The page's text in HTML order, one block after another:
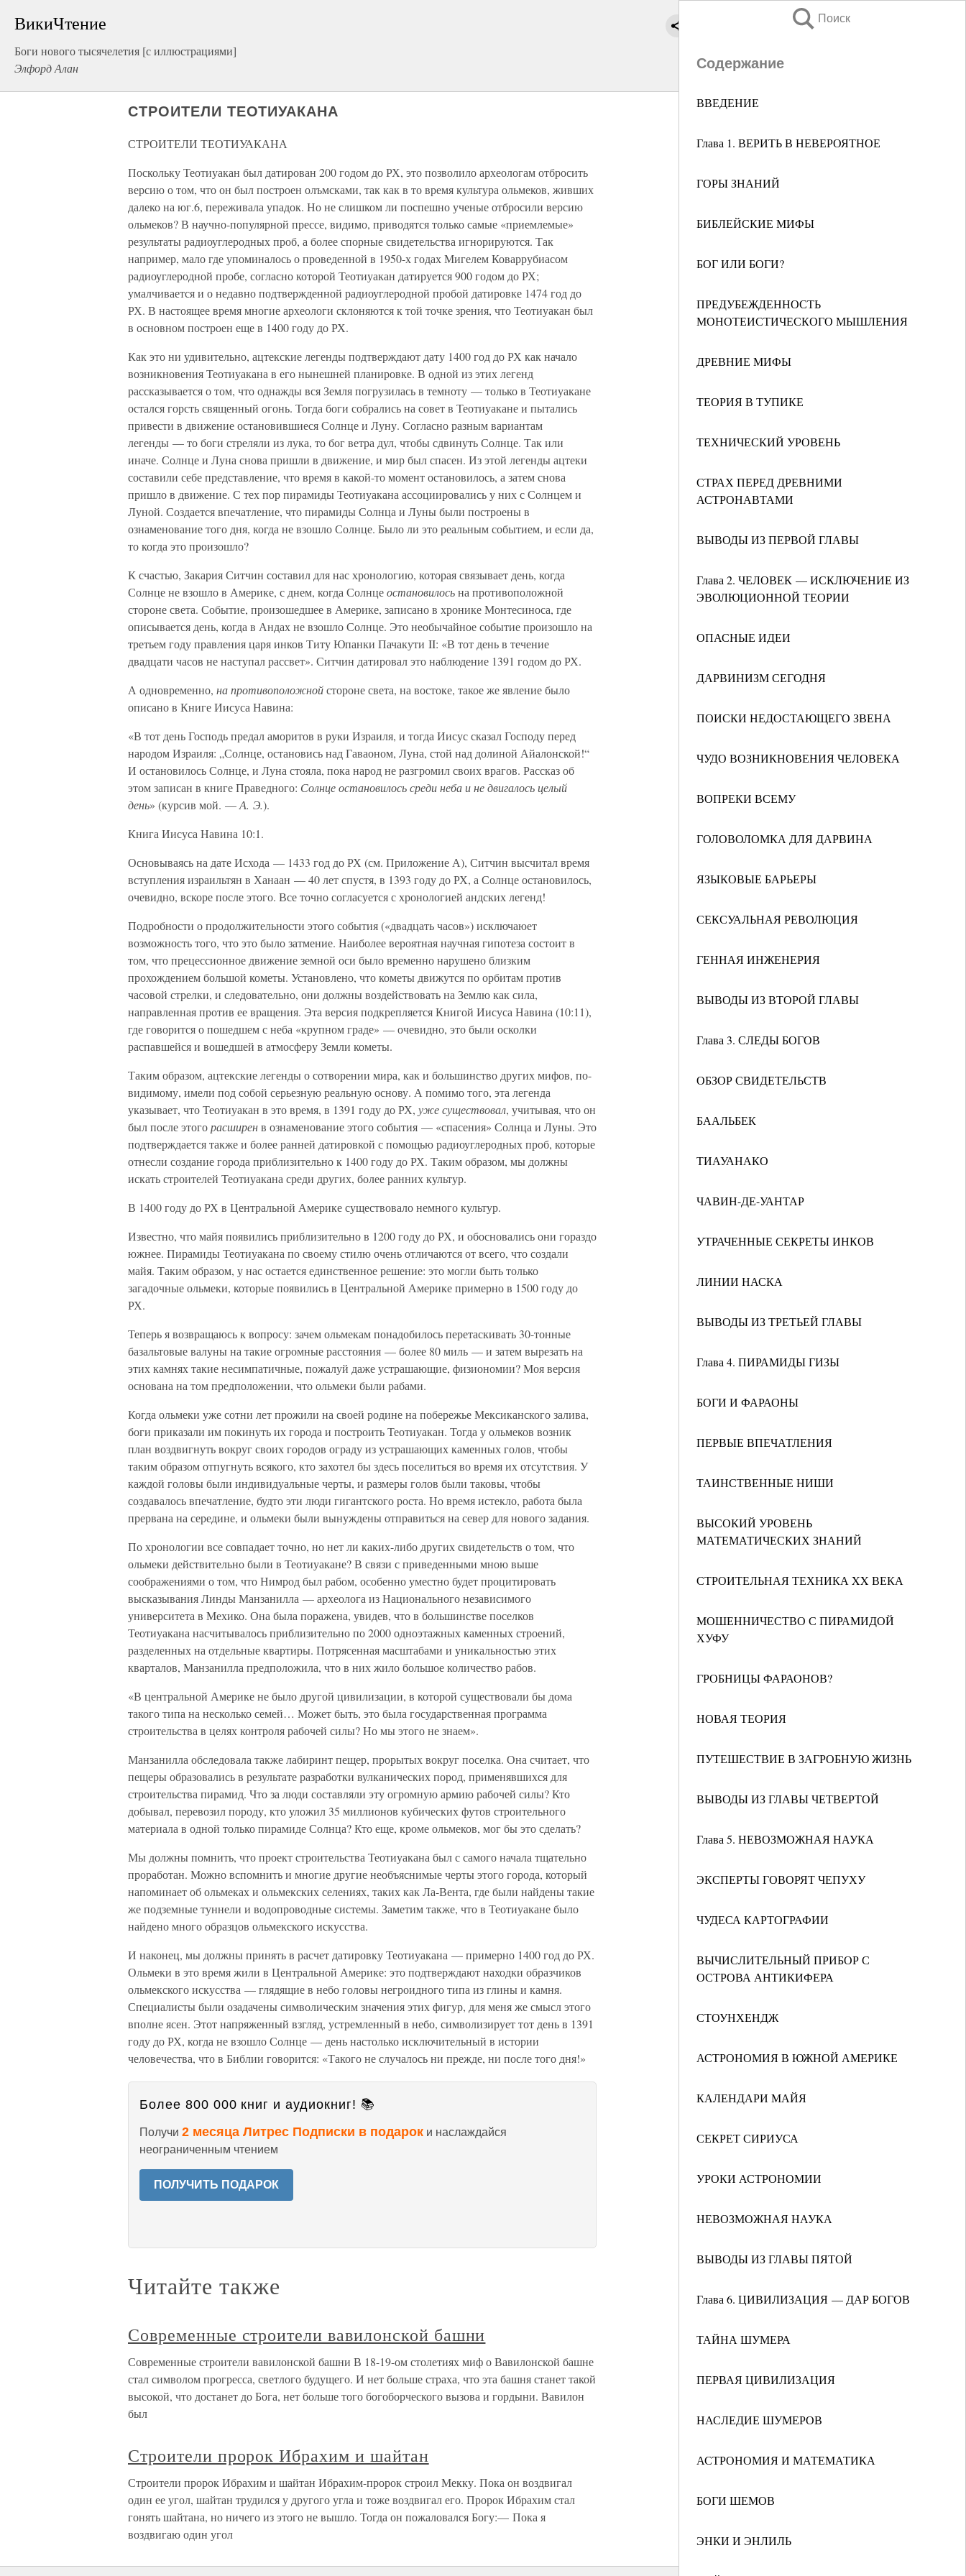
ВикиЧтение
Боги нового тысячелетия [с иллюстрациями]
Элфорд Алан
Поиск
Содержание
ВВЕДЕНИЕ
Глава 1. ВЕРИТЬ В НЕВЕРОЯТНОЕ
ГОРЫ ЗНАНИЙ
БИБЛЕЙСКИЕ МИФЫ
БОГ ИЛИ БОГИ?
ПРЕДУБЕЖДЕННОСТЬ
МОНОТЕИСТИЧЕСКОГО МЫШЛЕНИЯ
ДРЕВНИЕ МИФЫ
ТЕОРИЯ В ТУПИКЕ
ТЕХНИЧЕСКИЙ УРОВЕНЬ
СТРАХ ПЕРЕД ДРЕВНИМИ
АСТРОНАВТАМИ
ВЫВОДЫ ИЗ ПЕРВОЙ ГЛАВЫ
Глава 2. ЧЕЛОВЕК — ИСКЛЮЧЕНИЕ ИЗ
ЭВОЛЮЦИОННОЙ ТЕОРИИ
ОПАСНЫЕ ИДЕИ
ДАРВИНИЗМ СЕГОДНЯ
ПОИСКИ НЕДОСТАЮЩЕГО ЗВЕНА
ЧУДО ВОЗНИКНОВЕНИЯ ЧЕЛОВЕКА
ВОПРЕКИ ВСЕМУ
ГОЛОВОЛОМКА ДЛЯ ДАРВИНА
ЯЗЫКОВЫЕ БАРЬЕРЫ
СЕКСУАЛЬНАЯ РЕВОЛЮЦИЯ
ГЕННАЯ ИНЖЕНЕРИЯ
ВЫВОДЫ ИЗ ВТОРОЙ ГЛАВЫ
Глава 3. СЛЕДЫ БОГОВ
ОБЗОР СВИДЕТЕЛЬСТВ
БААЛЬБЕК
ТИАУАНАКО
ЧАВИН-ДЕ-УАНТАР
УТРАЧЕННЫЕ СЕКРЕТЫ ИНКОВ
ЛИНИИ НАСКА
ВЫВОДЫ ИЗ ТРЕТЬЕЙ ГЛАВЫ
Глава 4. ПИРАМИДЫ ГИЗЫ
БОГИ И ФАРАОНЫ
ПЕРВЫЕ ВПЕЧАТЛЕНИЯ
ТАИНСТВЕННЫЕ НИШИ
ВЫСОКИЙ УРОВЕНЬ
МАТЕМАТИЧЕСКИХ ЗНАНИЙ
СТРОИТЕЛЬНАЯ ТЕХНИКА XX ВЕКА
МОШЕННИЧЕСТВО С ПИРАМИДОЙ
ХУФУ
ГРОБНИЦЫ ФАРАОНОВ?
НОВАЯ ТЕОРИЯ
ПУТЕШЕСТВИЕ В ЗАГРОБНУЮ ЖИЗНЬ
ВЫВОДЫ ИЗ ГЛАВЫ ЧЕТВЕРТОЙ
Глава 5. НЕВОЗМОЖНАЯ НАУКА
ЭКСПЕРТЫ ГОВОРЯТ ЧЕПУХУ
ЧУДЕСА КАРТОГРАФИИ
ВЫЧИСЛИТЕЛЬНЫЙ ПРИБОР С
ОСТРОВА АНТИКИФЕРА
СТОУНХЕНДЖ
АСТРОНОМИЯ В ЮЖНОЙ АМЕРИКЕ
КАЛЕНДАРИ МАЙЯ
СЕКРЕТ СИРИУСА
УРОКИ АСТРОНОМИИ
НЕВОЗМОЖНАЯ НАУКА
ВЫВОДЫ ИЗ ГЛАВЫ ПЯТОЙ
Глава 6. ЦИВИЛИЗАЦИЯ — ДАР БОГОВ
ТАЙНА ШУМЕРА
ПЕРВАЯ ЦИВИЛИЗАЦИЯ
НАСЛЕДИЕ ШУМЕРОВ
АСТРОНОМИЯ И МАТЕМАТИКА
БОГИ ШЕМОВ
ЭНКИ И ЭНЛИЛЬ
СТРОИТЕЛИ ТЕОТИУАКАНА
СТРОИТЕЛИ ТЕОТИУАКАНА
Поскольку Теотиуакан был датирован 200 годом до РХ, это позволило археологам отбросить
версию о том, что он был построен олъмсками, так как в то время культура ольмеков, живших
далеко на юг.6, переживала упадок. Но не слишком ли поспешно ученые отбросили версию
ольмеков? В научно-популярной прессе, видимо, приводятся только самые «приемлемые»
результаты радиоуглеродных проб, а более спорные свидетельства игнорируются. Так
например, мало где упоминалось о проведенной в 1950-х годах Мигелем Коваррубиасом
радиоуглеродной пробе, согласно которой Теотиуакан датируется 900 годом до РХ;
умалчивается и о недавно подтвержденной радиоуглеродной пробой датировке 1474 год до
РХ. В настоящее время многие археологи склоняются к той точке зрения, что Теотиуакан был
в основном построен еще в 1400 году до РХ.
Как это ни удивительно, ацтекские легенды подтверждают дату 1400 год до РХ как начало
возникновения Теотиуакана в его нынешней планировке. В одной из этих легенд
рассказывается о том, что однажды вся Земля погрузилась в темноту — только в Теотиуакане
остался горсть священный огонь. Тогда боги собрались на совет в Теотиуакане и пытались
привести в движение остановившиеся Солнце и Луну. Согласно разным вариантам
легенды — то боги стреляли из лука, то бог ветра дул, чтобы сдвинуть Солнце. Так или
иначе. Солнце и Луна снова пришли в движение, и мир был спасен. Из этой легенды ацтеки
составили себе представление, что время в какой-то момент остановилось, а затем снова
пришло в движение. С тех пор пирамиды Теотиуакана ассоциировались у них с Солнцем и
Луной. Создается впечатление, что пирамиды Солнца и Луны были построены в
ознаменование того дня, когда не взошло Солнце. Было ли это реальным событием, и если да,
то когда это произошло?
К счастью, Закария Ситчин составил для нас хронологию, которая связывает день, когда
Солнце не взошло в Америке, с днем, когда Солнцеостановилосьна противоположной
стороне света. Событие, произошедшее в Америке, записано в хронике Монтесиноса, где
описывается день, когда в Андах не взошло Солнце. Это необычайное событие произошло на
третьем году правления царя инков Титу Юпанки Пачакути II: «В тот день в течение
двадцати часов не наступал рассвет». Ситчин датировал это наблюдение 1391 годом до РХ.
А одновременно, на противоположнойстороне света, на востоке, такое же явление было
описано в Книге Иисуса Навина:
«В тот день Господь предал аморитов в руки Израиля, и тогда Иисус сказал Господу перед
народом Израиля: „Солнце, остановись над Гаваоном, Луна, стой над долиной Айалонской!“
И остановилось Солнце, и Луна стояла, пока народ не разгромил своих врагов. Рассказ об
этом записан в книге Праведного: Солнце остановилось среди неба и не двигалось целый
день» (курсив мой. —А. Э.).
Книга Иисуса Навина 10:1.
Основываясь на дате Исхода — 1433 год до РХ (см. Приложение А), Ситчин высчитал время
вступления израильтян в Ханаан — 40 лет спустя, в 1393 году до РХ, а Солнце остановилось,
очевидно, вскоре после этого. Все точно согласуется с хронологией андских легенд!
Подробности о продолжительности этого события («двадцать часов») исключаюет
возможность того, что это было затмение. Наиболее вероятная научная гипотеза состоит в
том, что прецессионное движение земной оси было временно нарушено близким
прохождением большой кометы. Установлено, что кометы движутся по орбитам против
часовой стрелки, и следовательно, они должны воздействовать на Землю как сила,
направленная против ее вращения. Эта версия подкрепляется Книгой Иисуса Навина (10:11),
где говорится о пошедшем с неба «крупном граде» — очевидно, это были осколки
распавшейся и вошедшей в атмосферу Земли кометы.
Таким образом, ацтекские легенды о сотворении мира, как и большинство других мифов, по-
видимому, имели под собой серьезную реальную основу. А помимо того, эта легенда
указывает, что Теотиуакан в это время, в 1391 году до РХ, уже существовал, учитывая, что он
был после этогорасширенв ознаменование этого события — «спасения» Солнца и Луны. Это
подтверждается также и более ранней датировкой с помощью радиоуглеродных проб, которые
отнесли создание города приблизительно к 1400 году до РХ. Таким образом, мы должны
искать строителей Теотиуакана среди других, более ранних культур.
В 1400 году до РХ в Центральной Америке существовало немного культур.
Известно, что майя появились приблизительно в 1200 году до РХ, и обосновались они гораздо
южнее. Пирамиды Теотиуакана по своему стилю очень отличаются от всего, что создали
майя. Таким образом, у нас остается единственное решение: это могли быть только
загадочные ольмеки, которые появились в Центральной Америке примерно в 1500 году до
РХ.
Теперь я возвращаюсь к вопросу: зачем ольмекам понадобилось перетаскивать 30-тонные
базальтовые валуны на такие огромные расстояния — более 80 миль — и затем вырезать на
этих камнях такие несимпатичные, пожалуй даже устрашающие, физиономии? Моя версия
основана на том предположении, что ольмеки были рабами.
Когда ольмеки уже сотни лет прожили на своей родине на побережье Мексиканского залива,
боги приказали им покинуть их города и построить Теотиуакан. Тогда у ольмеков возник
план воздвигнуть вокруг своих городов ограду из устрашающих каменных голов, чтобы
таким образом отпугнуть всякого, кто захотел бы здесь поселиться во время их отсутствия. У
каждой головы были индивидуальные черты, и размеры голов были таковы, чтобы
создавалось впечатление, будто эти люди гигантского роста. Но время истекло, работа была
прервана на середине, и ольмеки были вынуждены отправиться на север для нового задания.
По хронологии все совпадает точно, но нет ли каких-либо других свидетельств о том, что
ольмеки действительно были в Теотиуакане? В связи с приведенными мною выше
соображениями о том, что Нимрод был рабом, особенно уместно будет процитировать
высказывания Линды Манзанилла — археолога из Национального независимого
университета в Мехико. Она была поражена, увидев, что в большинстве поселков
Теотиуакана насчитывалось приблизительно по 2000 одноэтажных каменных строений,
разделенных на отдельные квартиры. Потрясенная масштабами и уникальностью этих
кварталов, Манзанилла предположила, что в них жило большое количество рабов.
«В центральной Америке не было другой цивилизации, в которой существовали бы дома
такого типа на несколько семей… Может быть, это была государственная программа
строительства в целях контроля рабочей силы? Но мы этого не знаем».
Манзанилла обследовала также лабиринт пещер, прорытых вокруг поселка. Она считает, что
пещеры образовались в результате разработки вулканических пород, применявшихся для
строительства пирамид. Что за люди составляли эту огромную армию рабочей силы? Кто
добывал, перевозил породу, кто уложил 35 миллионов кубических футов строительного
материала в одной только пирамиде Солнца? Кто еще, кроме ольмеков, мог бы это сделать?
Мы должны помнить, что проект строительства Теотиуакана был с самого начала тщательно
проработан. Можно вспомнить и многие другие необъяснимые черты этого города, который
напоминает об ольмеках и ольмекских селениях, таких как Ла-Вента, где были найдены такие
же подземные туннели и водопроводные системы. Заметим также, что в Теотиуакане было
найдено много образцов ольмекского искусства.
И наконец, мы должны принять в расчет датировку Теотиуакана — примерно 1400 год до РХ.
Ольмеки в это время жили в Центральной Америке: это подтверждают находки образчиков
ольмекского искусства — глядящие в небо головы негроидного типа из глины и камня.
Специалисты были озадачены символическим значения этих фигур, для меня же смысл этого
вполне ясен. Этот напряженный взгляд, устремленный в небо, символизирует тот день в 1391
году до РХ, когда не взошло Солнце — день настолько исключительный в истории
человечества, что в Библии говорится: «Такого не случалось ни прежде, ни после того дня!»
Более 800 000 книг и аудиокниг! 📚
Получи 2 месяца Литрес Подписки в подарок и наслаждайся
неограниченным чтением
ПОЛУЧИТЬ ПОДАРОК
Читайте также
Современные строители вавилонской башни
Современные строители вавилонской башни В 18-19-ом столетиях миф о Вавилонской башне
стал символом прогресса, светлого будущего. И нет больше страха, что эта башня станет такой
высокой, что достанет до Бога, нет больше того богоборческого вызова и гордыни. Вавилон
был
Строители пророк Ибрахим и шайтан
Строители пророк Ибрахим и шайтан Ибрахим-пророк строил Мекку. Пока он воздвигал
один ее угол, шайтан трудился у другого угла и тоже воздвигал его. Пророк Ибрахим стал
гонять шайтана, но ничего из этого не вышло. Тогда он пожаловался Богу:— Пока я
воздвигаю один угол